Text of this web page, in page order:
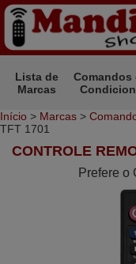
Lista de
Marcas
Comandos
Início > Marcas >
TFT 1701
CONTROLE
Prefere o